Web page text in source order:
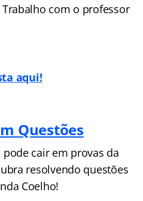
com o professor
aqui!
Questões
pode cair em provas da
resolvendo questões
Coelho!